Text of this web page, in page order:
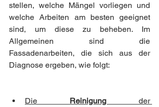
stellen, welche Mängel vorliegen und
welche Arbeiten am besten geeignet
sind, um diese zu beheben. Im
Allgemeinen sind die
Fassadenarbeiten, die sich aus der
Diagnose ergeben, wie folgt:
Die Reinigung der